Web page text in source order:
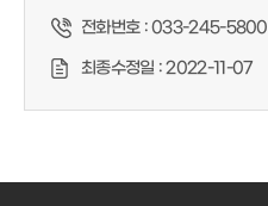
전화번호 :033-245-5800
최종수정일 :2022-11-07